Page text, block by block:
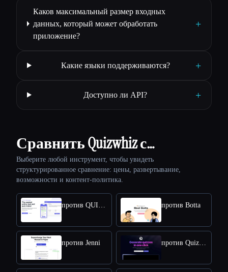
Каков максимальный размер входных
данных, который может обработать
приложение?
+
Какие языки поддерживаются? +
Доступно ли API? +
Сравнить Quizwhiz с…
Выберите любой инструмент, чтобы увидеть
структурированное сравнение: цены, развертывание,
возможности и контент-политика.
против Botta
против Jenni